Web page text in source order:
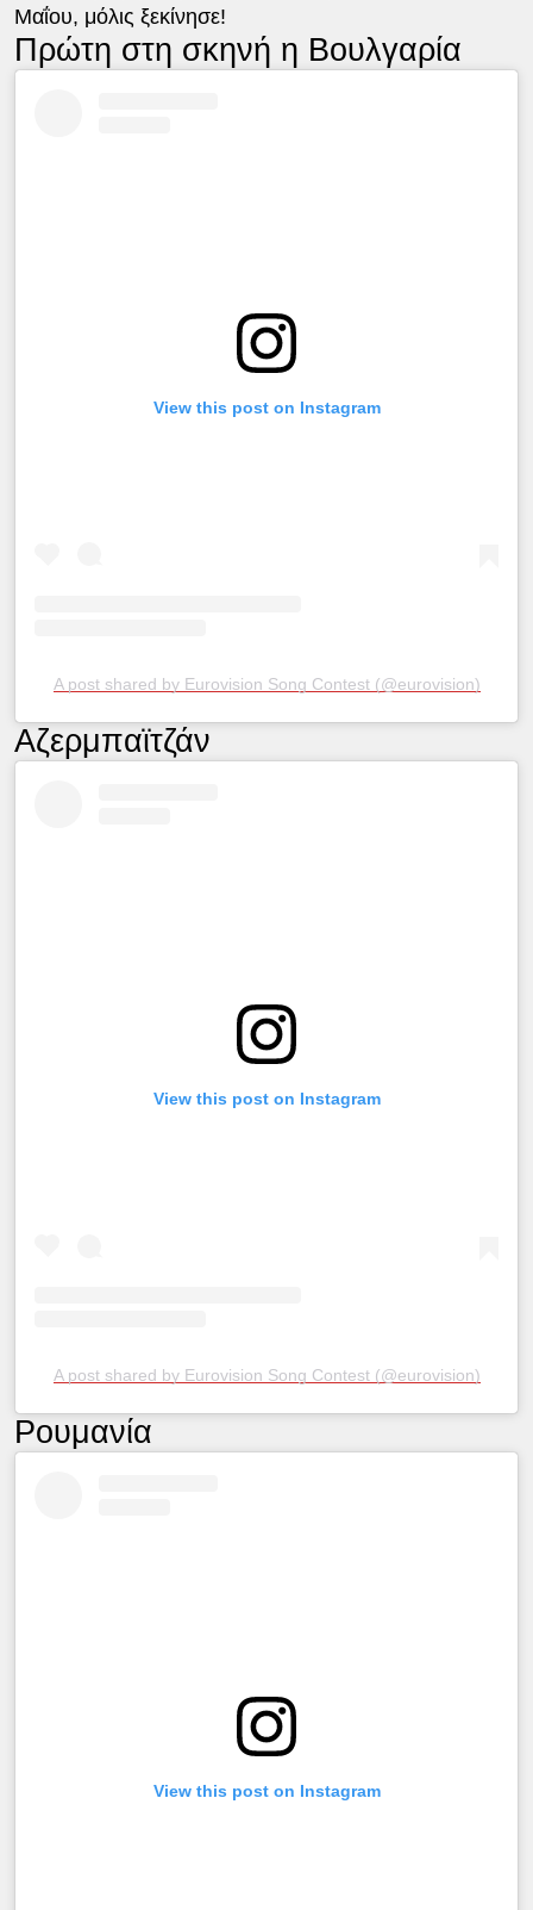
Μαΐου, μόλις ξεκίνησε!
Πρώτη στη σκηνή η Βουλγαρία
View this post on Instagram
A post shared by Eurovision Song Contest (@eurovision)
Αζερμπαϊτζάν
View this post on Instagram
A post shared by Eurovision Song Contest (@eurovision)
Ρουμανία
View this post on Instagram